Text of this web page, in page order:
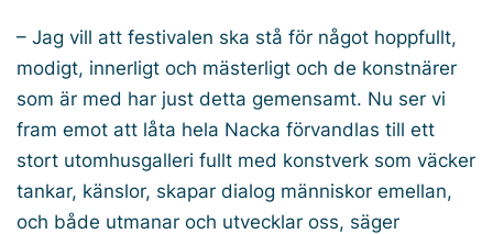
– Jag vill att festivalen ska stå för något hoppfullt,
modigt, innerligt och mästerligt och de konstnärer
som är med har just detta gemensamt. Nu ser vi
fram emot att låta hela Nacka förvandlas till ett
stort utomhusgalleri fullt med konstverk som väcker
tankar, känslor, skapar dialog människor emellan,
och både utmanar och utvecklar oss, säger